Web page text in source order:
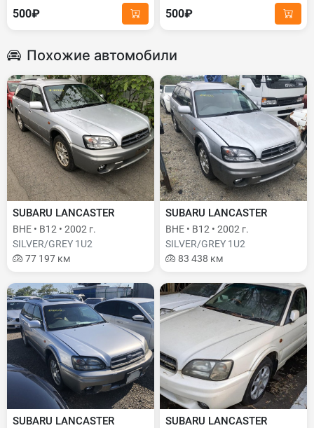
500₽ 500₽
Похожие автомобили
SUBARU LANCASTER
BHE • B12 • 2002 г.
SILVER/GREY 1U2
77 197 км
SUBARU LANCASTER
BHE • B12 • 2002 г.
SILVER/GREY 1U2
83 438 км
SUBARU LANCASTER SUBARU LANCASTER